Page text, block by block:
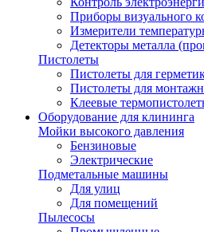
Приборы визуального
Измерители
Детекторы металла
Пистолеты
Пистолеты для
Пистолеты для
Клеевые
Оборудование для клининга
Мойки высокого давления
Бензиновые
Электрические
Подметальные машины
Для улиц
Для помещений
Пылесосы